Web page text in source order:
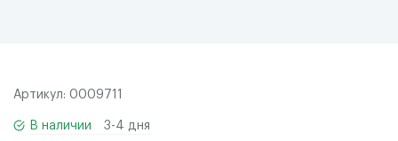
Артикул: 0009711
В наличии 3-4 дня